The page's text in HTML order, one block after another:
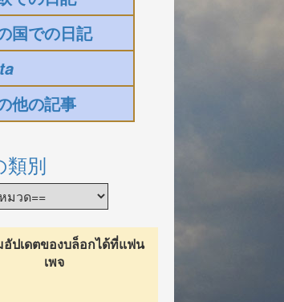
国での日記
他の記事
類別
ปเดตของบล็อกได้ที่แฟน
เพจ